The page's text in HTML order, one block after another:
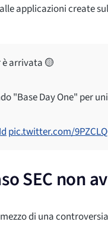
applicazioni create
è arrivata 🟡
"Base Day One" per
pic.twitter.com/
SEC non
di una